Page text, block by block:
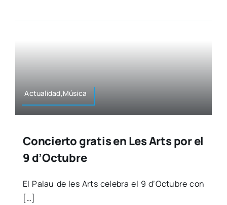
Actualidad,Música
Concierto gratis en Les Arts por el
9 d’Octubre
El Palau de les Arts cele­bra el 9 d’Octubre con
[…]